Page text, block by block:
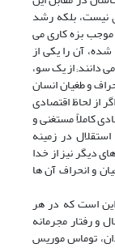
نیست، بلکه رشد
بزه کارى مى
آن را یکى از
دانند; از یک سو،
و طغیان انسان
از لحاظ اقتصادى
کاملاً مستغنى و
در زمینه
دیگر نیز از خدا
و انحراف آن ها
است که در هر
و رفتار مجرمانه
توماس موریس